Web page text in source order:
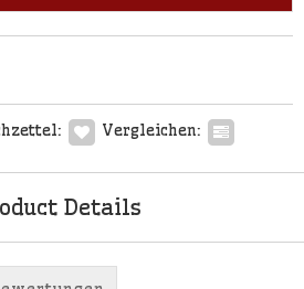
Vergleichen:
Details